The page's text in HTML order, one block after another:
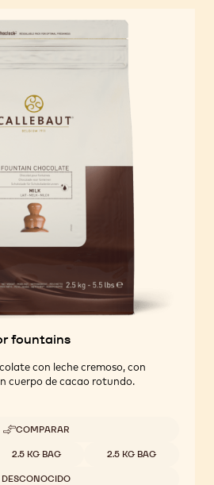
fountains
con leche cremoso, con
cuerpo de cacao rotundo.
COMPARAR
-
CHOCOLATE
FOR
2.5 KG BAG 2.5 KG BAG
DESCONOCIDO